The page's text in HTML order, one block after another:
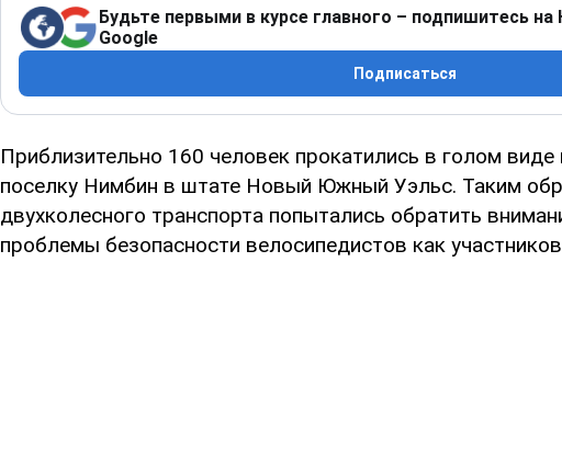
Будьте первыми в курсе главного – подпишитесь на
Google
Подписаться
Приблизительно 160 человек прокатились в голом виде
поселку Нимбин в штате Новый Южный Уэльс. Таким
двухколесного транспорта попытались обратить
проблемы безопасности велосипедистов как